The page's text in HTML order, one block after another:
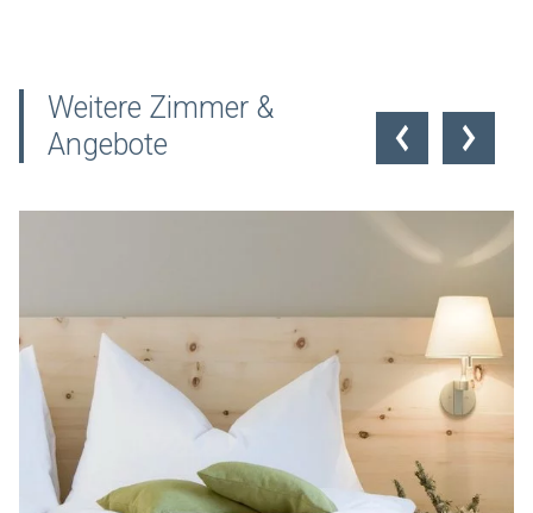
Weitere Zimmer &
Angebote